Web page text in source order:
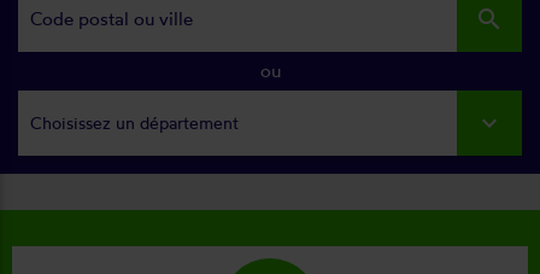
search
ou
Choisissez un département